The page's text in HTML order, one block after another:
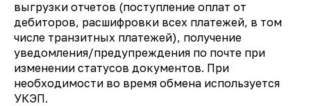
выгрузки отчетов (поступление оплат от
дебиторов, расшифровки всех платежей, в том
числе транзитных платежей), получение
уведомления/предупреждения по почте при
изменении статусов документов. При
необходимости во время обмена используется
УКЭП.